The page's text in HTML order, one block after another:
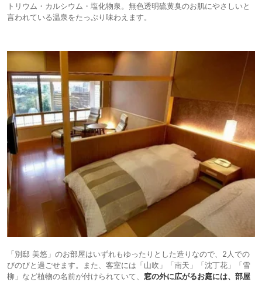
トリウム・カルシウム・塩化物泉。無色透明硫黄臭のお肌にやさしいと
言われている温泉をたっぷり味わえます。
「別邸 美悠」のお部屋はいずれもゆったりとした造りなので、2人での
びのびと過ごせます。また、客室には「山吹」「南天」「沈丁花」「雪
柳」など植物の名前が付けられていて、 窓の外に広がるお庭には、部屋